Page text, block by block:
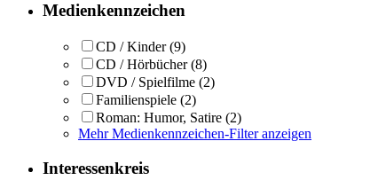
Medienkennzeichen
CD / Kinder (9)
CD / Hörbücher (8)
DVD / Spielfilme (2)
Familienspiele (2)
Roman: Humor, Satire (2)
Mehr Medienkennzeichen-Filter anzeigen
Interessenkreis